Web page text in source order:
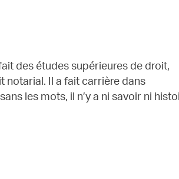
des études supérieures de droit,
notarial. Il a fait carrière dans
les mots, il n’y a ni savoir ni